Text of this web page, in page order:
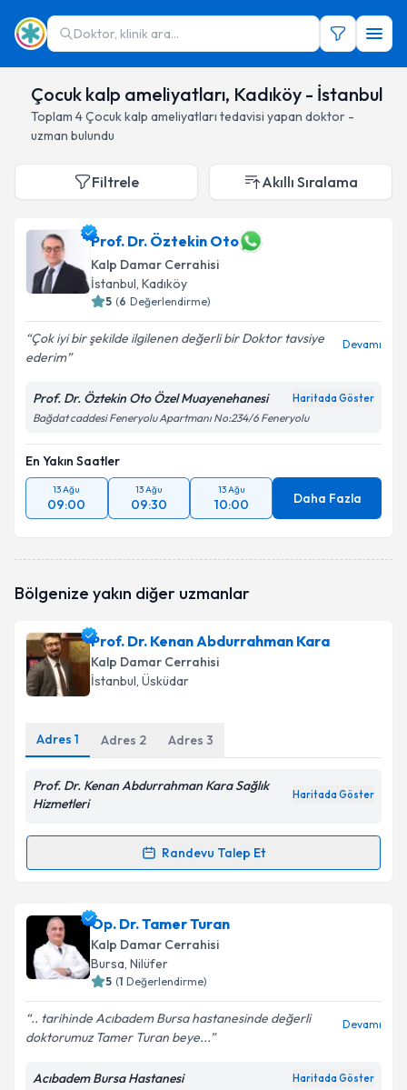
Doktor, klinik ara...
Çocuk kalp ameliyatları, Kadıköy - İstanbul
Toplam 4Çocuk kalp ameliyatları tedavisi yapan doktor -
uzman bulundu
Filtrele Akıllı Sıralama
Prof. Dr. Öztekin Oto
Kalp Damar Cerrahisi
İstanbul, Kadıköy
5 (6 Değerlendirme)
Çok iyi bir şekilde ilgilenen değerli bir Doktor tavsiye
ederim
Devamı
Prof. Dr. Öztekin Oto Özel Muayenehanesi Haritada Göster
Bağdat caddesi Feneryolu Apartmanı No:234/6 Feneryolu
En Yakın Saatler
13 Ağu
09:00
13 Ağu
09:30
13 Ağu
10:00 Daha Fazla
Bölgenize yakın diğer uzmanlar
Prof. Dr. Kenan Abdurrahman Kara
Kalp Damar Cerrahisi
İstanbul, Üsküdar
Adres 1 Adres 2 Adres 3
Prof. Dr. Kenan Abdurrahman Kara Sağlık
Hizmetleri
Haritada Göster
Randevu Talep Et
Randevu Takvimi Talebi
Prof. Dr. Kenan Abdurrahman Kara
takvimi talebi oluşturun. Size bu uzmandan randevu
almanız için bir takvim hazırlandığında e-posta ile
bilgilendireceğiz.
E-posta Adresiniz
Op. Dr. Tamer Turan
Kalp Damar Cerrahisi
Bursa, Nilüfer
5 (1 Değerlendirme)
.. tarihinde Acıbadem Bursa hastanesinde değerli
doktorumuz Tamer Turan beye...
Devamı
Acıbadem Bursa Hastanesi Haritada Göster